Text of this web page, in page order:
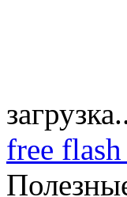
free flash